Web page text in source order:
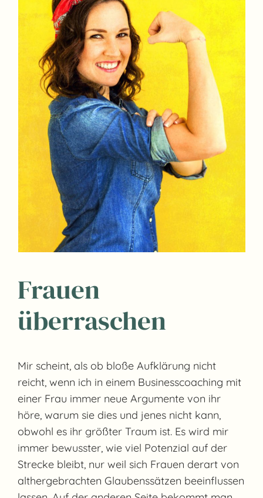
Frauen
überraschen
Mir scheint, als ob bloße Aufklärung nicht
reicht, wenn ich in einem Businesscoaching mit
einer Frau immer neue Argumente von ihr
höre, warum sie dies und jenes nicht kann,
obwohl es ihr größter Traum ist. Es wird mir
immer bewusster, wie viel Potenzial auf der
Strecke bleibt, nur weil sich Frauen derart von
althergebrachten Glaubenssätzen beeinflussen